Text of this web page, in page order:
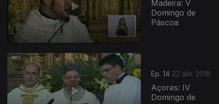
Madeira: V
Domingo de
Páscoa
Ep. 14 22 abr. 2018
Açores: IV
Domingo de